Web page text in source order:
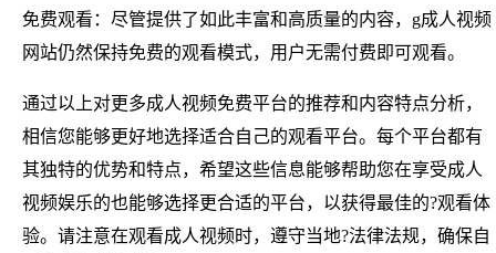
免费观看：尽管提供了如此丰富和高质量的内容，g成人视频
网站仍然保持免费的观看模式，用户无需付费即可观看。
通过以上对更多成人视频免费平台的推荐和内容特点分析，
相信您能够更好地选择适合自己的观看平台。每个平台都有
其独特的优势和特点，希望这些信息能够帮助您在享受成人
视频娱乐的也能够选择更合适的平台，以获得最佳的?观看体
验。请注意在观看成人视频时，遵守当地?法律法规，确保自